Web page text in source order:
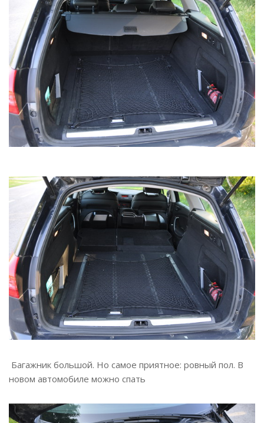
Багажник большой. Но самое приятное: ровный пол. В
новом автомобиле можно спать